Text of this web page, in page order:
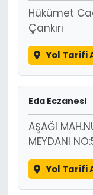
Hükümet
Çankırı
Yol Tarifi
Eda Eczanesi
AŞAĞI
MEYDANI
Yol Tarifi